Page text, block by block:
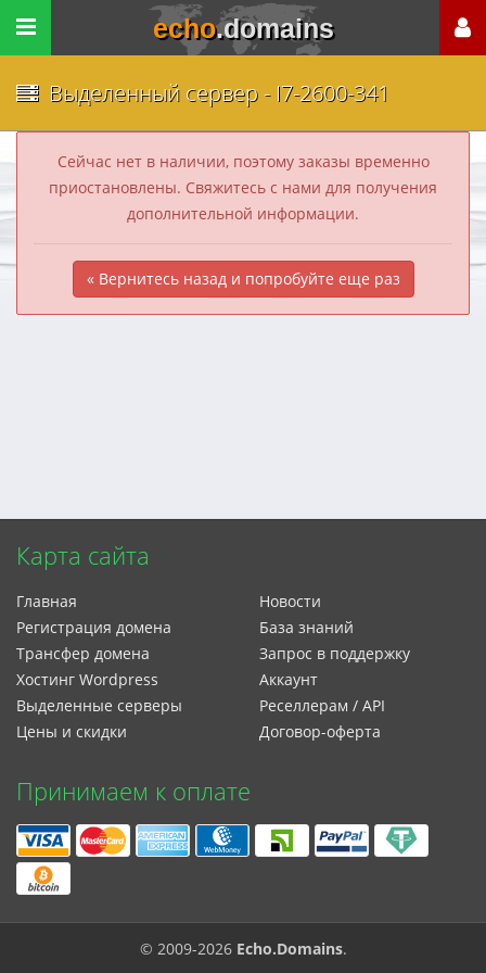
echo.domains
Выделенный сервер - I7-2600-341
Сейчас нет в наличии, поэтому заказы временно
приостановлены. Свяжитесь с нами для получения
дополнительной информации.
« Вернитесь назад и попробуйте еще раз
Карта сайта
Главная
Регистрация домена
Трансфер домена
Xостинг Wordpress
Выделенные серверы
Цены и скидки
Новости
База знаний
Запрос в поддержку
Аккаунт
Реселлерам / API
Договор-оферта
Принимаем к оплате
© 2009-2026 Echo.Domains.